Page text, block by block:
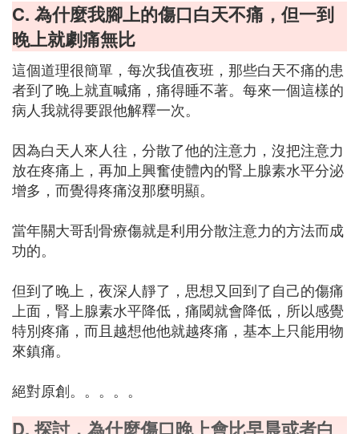
C. 為什麼我腳上的傷口白天不痛，但一到
晚上就劇痛無比
這個道理很簡單，每次我值夜班，那些白天不痛的患
者到了晚上就直喊痛，痛得睡不著。每來一個這樣的
病人我就得要跟他解釋一次。
因為白天人來人往，分散了他的注意力，沒把注意力
放在疼痛上，再加上興奮使體內的腎上腺素水平分泌
增多，而覺得疼痛沒那麼明顯。
當年關大哥刮骨療傷就是利用分散注意力的方法而成
功的。
但到了晚上，夜深人靜了，思想又回到了自己的傷痛
上面，腎上腺素水平降低，痛閾就會降低，所以感覺
特別疼痛，而且越想他他就越疼痛，基本上只能用物
來鎮痛。
絕對原創。。。。。
D. 探討，為什麼傷口晚上會比早晨或者白